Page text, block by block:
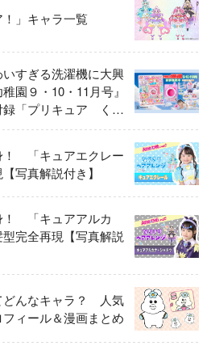
！」キャラ一覧
すぎる洗濯機に大興
園９・10・11月号』
録「プリキュア くる
！ 「キュアエクレー
写真解説付き】
！ 「キュアアルカ
完全再現【写真解説
どんなキャラ？ 人気
ィール＆漫画まとめ